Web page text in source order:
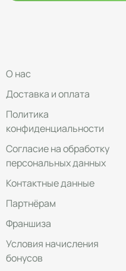
О нас
Доставка и оплата
Политика
конфиденциальности
Согласие на обработку
персональных данных
Контактные данные
Партнёрам
Франшиза
Условия начисления
бонусов